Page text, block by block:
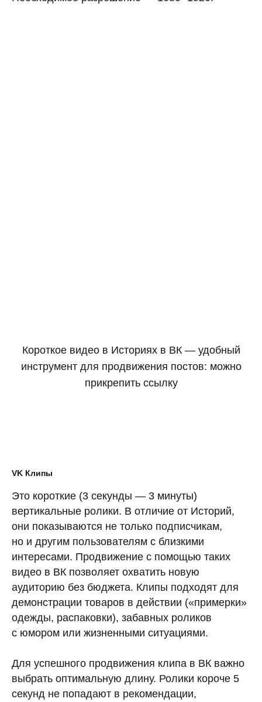
Короткое видео в Историях в ВК — удобный
инструмент для продвижения постов: можно
прикрепить ссылку
VK Клипы
Это короткие (3 секунды — 3 минуты)
вертикальные ролики. В отличие от Историй,
они показываются не только подписчикам,
но и другим пользователям с близкими
интересами. Продвижение с помощью таких
видео в ВК позволяет охватить новую
аудиторию без бюджета. Клипы подходят для
демонстрации товаров в действии («примерки»
одежды, распаковки), забавных роликов
с юмором или жизненными ситуациями.
Для успешного продвижения клипа в ВК важно
выбрать оптимальную длину. Ролики короче 5
секунд не попадают в рекомендации,